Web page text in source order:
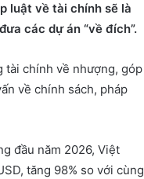
luật về tài chính sẽ là
các dự án “về đích”.
tài chính về nhượng, góp
về chính sách, pháp
đầu năm 2026, Việt
tăng 98% so với cùng